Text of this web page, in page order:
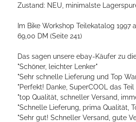
Zustand: NEU, minimalste
Im Bike Workshop Teilekatalog 1997
69,00 DM (Seite 241)
Das sagen unsere ebay-Käufer zu
"Schöner, leichter Lenker"
"Sehr schnelle Lieferung und Top
"Perfekt! Danke, SuperCOOL das Teil
"top Qualität, schneller Versand,
"Schnelle Lieferung, prima Qualität,
"Sehr gut! Schneller Versand, gute